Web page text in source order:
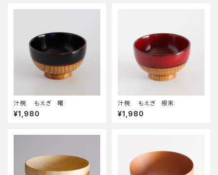
汁椀 もえぎ 曙
¥1,980
汁椀 もえぎ 根来
¥1,980